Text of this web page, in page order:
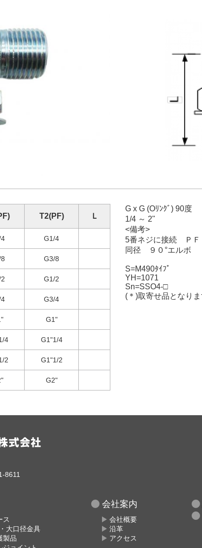
T2(PF) Ｌ
G1/4
G3/8
G1/2
G3/4
G1"
4 G1"1/4
2 G1"1/2
G2"
G x G (Oﾘﾝｸﾞ) 90度
1/4 ～ 2"
<備考>
5番ネジに接続 ＰＦ
同径 ９０°エルボ
S=M490ﾀｲﾌﾟ
YH=1071
Sn=SSO4-□
(＊)取寄せ品となりま
8611
ス
大口径金具
製品
会社案内
会社概要
沿革
アクセス